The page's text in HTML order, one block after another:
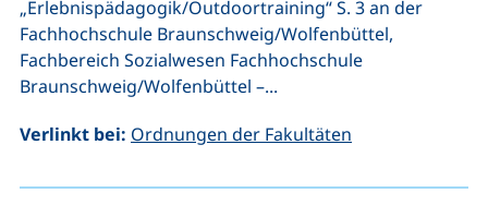
„Erlebnispädagogik/Outdoortraining“ S. 3 an der
Fachhochschule Braunschweig/Wolfenbüttel,
Fachbereich Sozialwesen Fachhochschule
Braunschweig/Wolfenbüttel –...
Verlinkt bei: Ordnungen der Fakultäten